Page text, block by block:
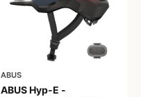
ABUS
ABUS Hyp-E -